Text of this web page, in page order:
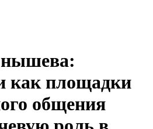
как площадки
общения